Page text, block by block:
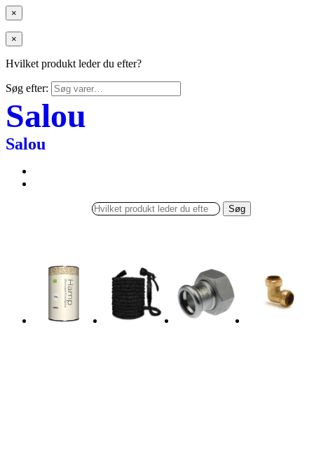
×
×
Hvilket produkt leder du efter?
Søg efter:
Salou
Salou
Søg